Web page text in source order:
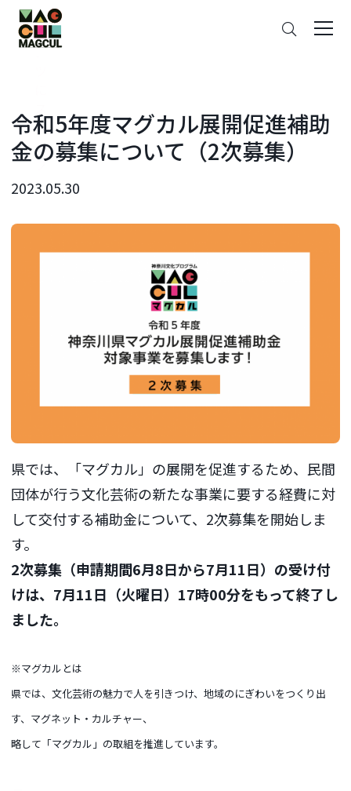
ン
テ
ン
キ
ッ
プ
令和5年度マグカル展開促進補助
金の募集について（2次募集）
2023.05.30
県では、「マグカル」の展開を促進するため、民間
団体が行う文化芸術の新たな事業に要する経費に対
して交付する補助金について、2次募集を開始しま
す。
2次募集（申請期間6月8日から7月11日）の受け付
けは、7月11日（火曜日）17時00分をもって終了し
ました。
※マグカルとは
県では、文化芸術の魅力で人を引きつけ、地域のにぎわいをつくり出
す、マグネット・カルチャー、
略して「マグカル」の取組を推進しています。